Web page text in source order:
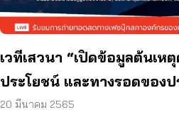
เวทีเสวนา “เปิดข้อมูลต้นเห
ประโยชน์ และทางรอดของ
20 มีนาคม 2565